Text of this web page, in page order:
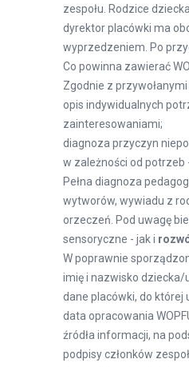
zespołu. Rodzice
dyrektor placówki ma
wyprzedzeniem. Po
Co powinna zawierać
Zgodnie z
opis indywidualnych
zainteresowaniami;
diagnoza przyczyn
w zależności od potrzeb
Pełna diagnoza
wytworów, wywiadu z
orzeczeń. Pod uwagę
sensoryczne - jak i
W poprawnie
imię i nazwisko
dane placówki, do
data opracowania
źródła informacji, na
podpisy członków